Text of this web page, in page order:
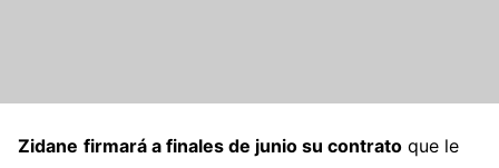
Zidane firmará a finales de junio su contrato que le